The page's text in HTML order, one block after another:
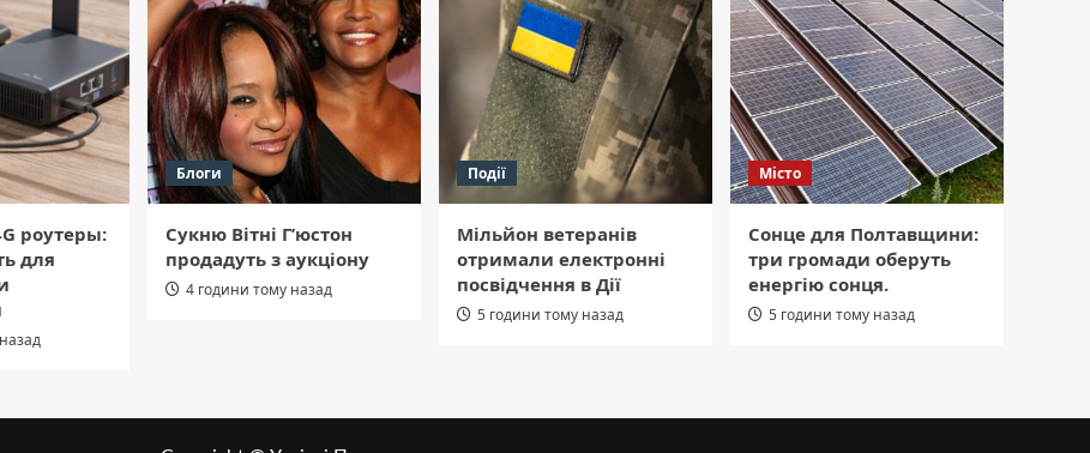
роутеры:
для
Блоги
Сукню Вітні Г’юстон
продадуть з аукціону
4 години тому назад
Події
Мільйон ветеранів
отримали електронні
посвідчення в Дії
5 години тому назад
Місто
Сонце для Полтавщини:
три громади оберуть
енергію сонця.
5 години тому назад